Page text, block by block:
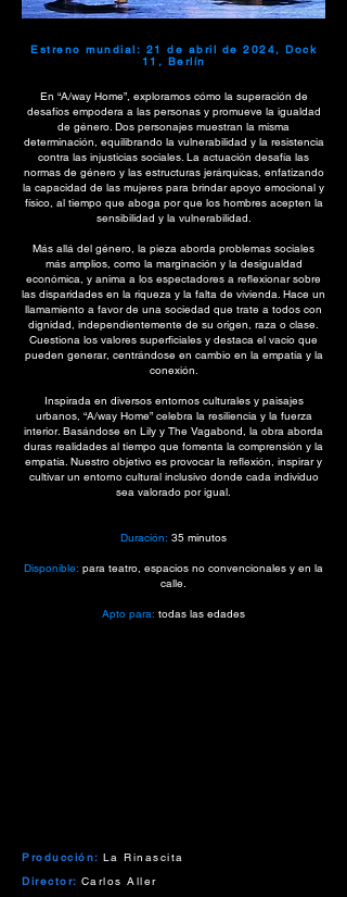
Estreno mundial: 21 de abril de 2024, Dock
11, Berlín
En “A/way Home”, exploramos cómo la superación de
desafíos empodera a las personas y promueve la igualdad
de género. Dos personajes muestran la misma
determinación, equilibrando la vulnerabilidad y la resistencia
contra las injusticias sociales. La actuación desafía las
normas de género y las estructuras jerárquicas, enfatizando
la capacidad de las mujeres para brindar apoyo emocional y
físico, al tiempo que aboga por que los hombres acepten la
sensibilidad y la vulnerabilidad.
Más allá del género, la pieza aborda problemas sociales
más amplios, como la marginación y la desigualdad
económica, y anima a los espectadores a reflexionar sobre
las disparidades en la riqueza y la falta de vivienda. Hace un
llamamiento a favor de una sociedad que trate a todos con
dignidad, independientemente de su origen, raza o clase.
Cuestiona los valores superficiales y destaca el vacío que
pueden generar, centrándose en cambio en la empatía y la
conexión.
Inspirada en diversos entornos culturales y paisajes
urbanos, “A/way Home” celebra la resiliencia y la fuerza
interior. Basándose en Lily y The Vagabond, la obra aborda
duras realidades al tiempo que fomenta la comprensión y la
empatía. Nuestro objetivo es provocar la reflexión, inspirar y
cultivar un entorno cultural inclusivo donde cada individuo
sea valorado por igual.
Duración: 35 minutos
Disponible: para teatro, espacios no convencionales y en la
calle.
Apto para: todas las edades
Producción: La Rinascita
Director: Carlos Aller